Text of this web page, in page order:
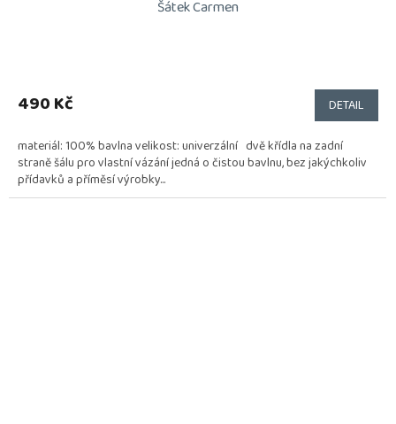
Šátek Carmen
490 Kč DETAIL
materiál: 100% bavlna velikost: univerzální dvě křídla na zadní
straně šálu pro vlastní vázání jedná o čistou bavlnu, bez jakýchkoliv
přídavků a příměsí výrobky...